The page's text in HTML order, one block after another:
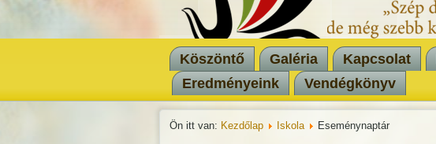
Köszöntő Galéria Kapcsolat
Eredményeink
Vendégkönyv
Ön itt van: Kezdőlap Iskola Eseménynaptár